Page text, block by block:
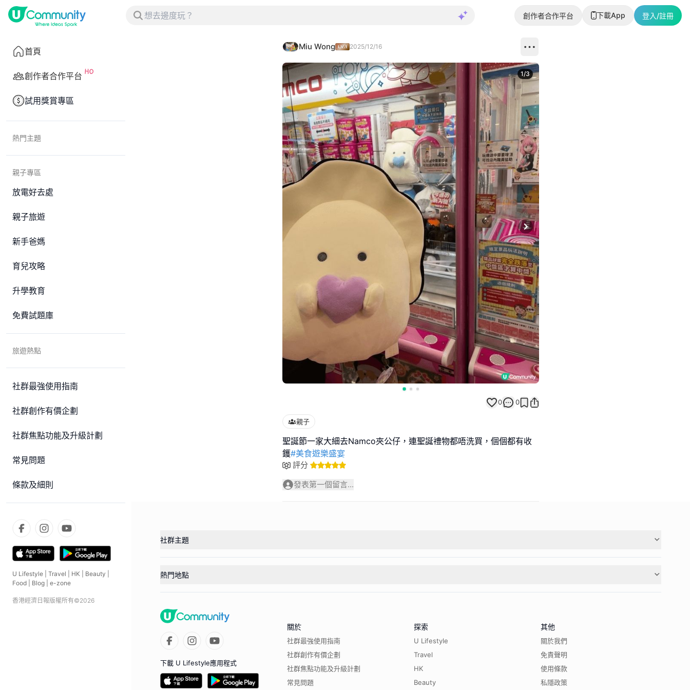
創作者合作平台 下載App 登入/註冊
首頁
創作者合作平台
試用獎賞專區
熱門主題
親子專區
放電好去處
親子旅遊
新手爸媽
育兒攻略
升學教育
免費試題庫
旅遊熱點
社群最強使用指南
社群創作有價企劃
社群焦點功能及升級計劃
常見問題
條款及細則
U Lifestyle Travel HK Beauty
Food
Blog e-zone
香港經濟日報版權所有©2026
Miu Wong 2025/12/16
Next slide
1/3
0 0
親子
聖誕節一家大細去Namco夾公仔，連聖誕禮物都唔洗買，個個都有收
鑊#美食遊樂盛宴
評分
發表第一個留言...
社群主題
熱門地點
下載 U Lifestyle應用程式
關於
社群最強使用指南
社群創作有價企劃
社群焦點功能及升級計劃
常見問題
探索
U Lifestyle
Travel
HK
Beauty
其他
關於我們
免責聲明
使用條款
私隱政策